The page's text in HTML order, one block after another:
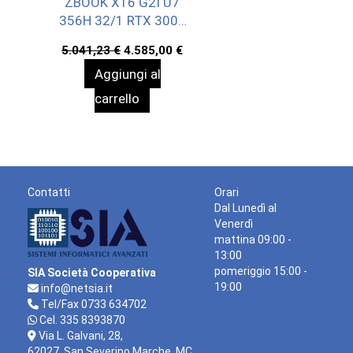
356H 32/1 RTX 3000
5.041,23€ Il
prezzo
originale
5.041,23 €.
4.585,00 €Il
prezzo
Aggiungi al
carrello
Contatti
SIA Società Cooperativa
info@netsia.it
Tel/Fax 0733 634702
Cel. 335 8393870
Via L. Galvani, 28,
Orari
Dal Lunedì al
Venerdì
mattina 09:00 -
13:00
pomeriggio 15:00 -
19:00